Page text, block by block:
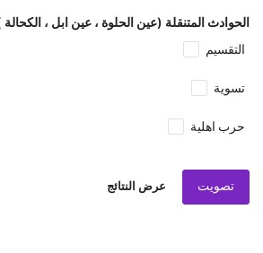
الحوادث المتنقلة (عين الحلوة ، عين ابل ،
التقسيم
تسوية
حرب اهلية
تصويت عرض النتائج